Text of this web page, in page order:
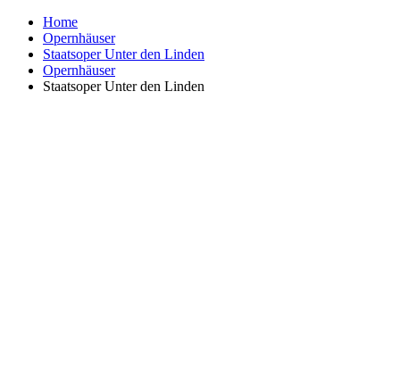
Home
Opernhäuser
Staatsoper Unter den Linden
Opernhäuser
Staatsoper Unter den Linden